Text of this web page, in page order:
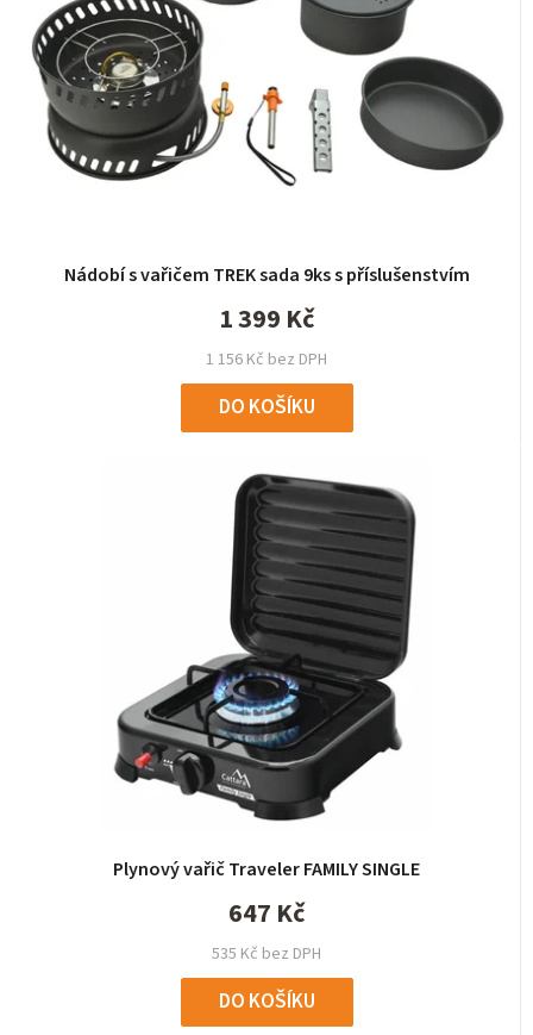
Nádobí s vařičem TREK sada 9ks s příslušenstvím
1 156 Kč bez DPH
1 399 Kč
DO KOŠÍKU
Plynový vařič Traveler FAMILY SINGLE
535 Kč bez DPH
647 Kč
DO KOŠÍKU